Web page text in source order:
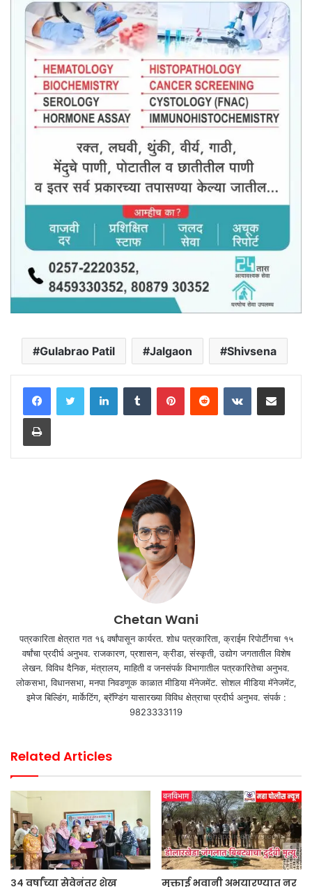
Gulabrao Patil Jalgaon Shivsena
LinkedInTumblr PinterestReddit VKontakteShare via Email
Print
Chetan Wani
पत्रकारिता क्षेत्रात गत १६ वर्षांपासून कार्यरत. शोध पत्रकारिता, क्राईम रिपोर्टींगचा १५
वर्षांचा प्रदीर्घ अनुभव. राजकारण, प्रशासन, क्रीडा, संस्कृती, उद्योग जगतातील विशेष
लेखन. विविध दैनिक, मंत्रालय, माहिती व जनसंपर्क विभागातील पत्रकारितेचा अनुभव.
लोकसभा, विधानसभा, मनपा निवडणूक काळात मीडिया मॅनेजमेंट. सोशल मीडिया मॅनेजमेंट,
इमेज बिल्डिंग, मार्केटिंग, ब्रॅण्डिंग यासारख्या विविध क्षेत्राचा प्रदीर्घ अनुभव. संपर्क :
9823333119
Related Articles
३४ वर्षांच्या सेवेनंतर शेख मुक्ताई भवानी अभयारण्यात नर